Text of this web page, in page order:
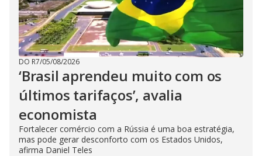
DO R7/05/08/2026
‘Brasil aprendeu muito com os
últimos tarifaços’, avalia
economista
Fortalecer comércio com a Rússia é uma boa estratégia,
mas pode gerar desconforto com os Estados Unidos,
afirma Daniel Teles